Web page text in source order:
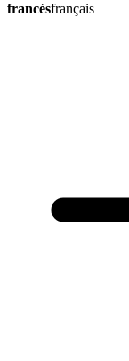
francésfrançais